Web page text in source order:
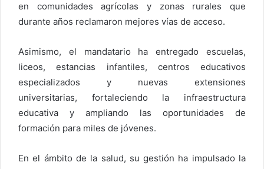
en comunidades agrícolas y zonas rurales que
durante años reclamaron mejores vías de acceso.
Asimismo, el mandatario ha entregado escuelas,
liceos, estancias infantiles, centros educativos
especializados y nuevas extensiones
universitarias, fortaleciendo la infraestructura
educativa y ampliando las oportunidades de
formación para miles de jóvenes.
En el ámbito de la salud, su gestión ha impulsado la